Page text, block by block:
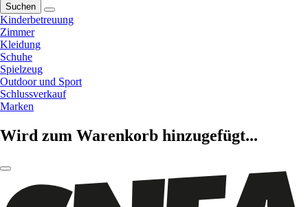
Suchen
Kinderbetreuung
Zimmer
Kleidung
Schuhe
Spielzeug
Outdoor und Sport
Schlussverkauf
Marken
Wird zum Warenkorb hinzugefügt...